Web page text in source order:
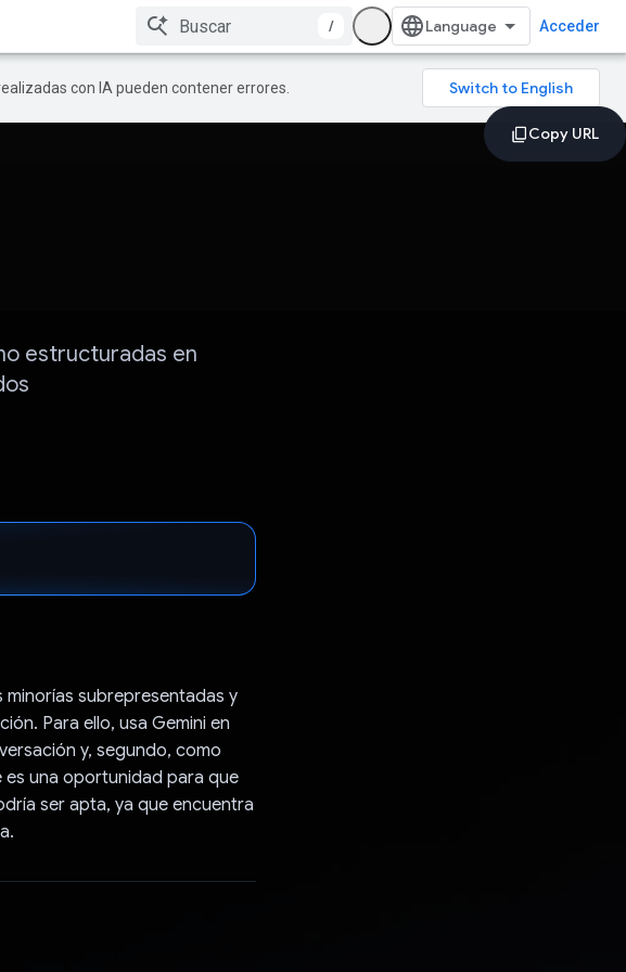
/ Acceder
con IA pueden contener errores.
estructuradas en
minorías subrepresentadas y
Para ello, usa Gemini en
y, segundo, como
es una oportunidad para que
ser apta, ya que encuentra